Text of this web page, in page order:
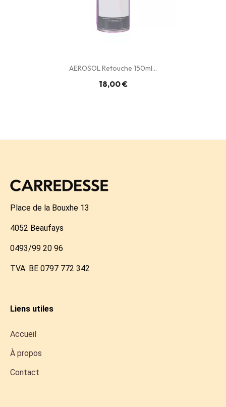
AEROSOL Retouche 150ml...
18,00 €
Place de la Bouxhe 13
4052 Beaufays
0493/99 20 96
TVA: BE 0797 772 342
Liens utiles
Accueil
À propos
Contact